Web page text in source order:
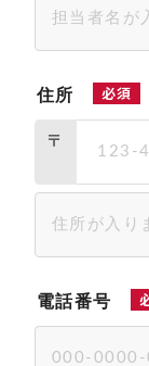
住所 必須
〒
電話番号